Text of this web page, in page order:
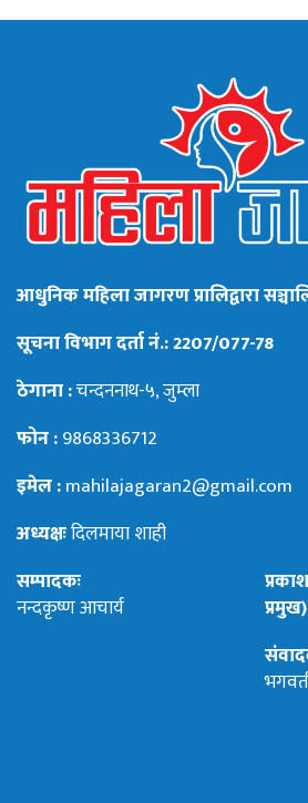
आधुनिक महिला जागरण प्रालिद्वारा
सूचना विभाग दर्ता नं.: 2207/077-78
ठेगाना :चन्दननाथ-५, जुम्ला
फोन :9868336712
इमेल :mahilajagaran2@gmail.com
अध्यक्षःदिलमाया शाही
सम्पादकः
नन्दकृष्ण आचार्य
प्रमुख)